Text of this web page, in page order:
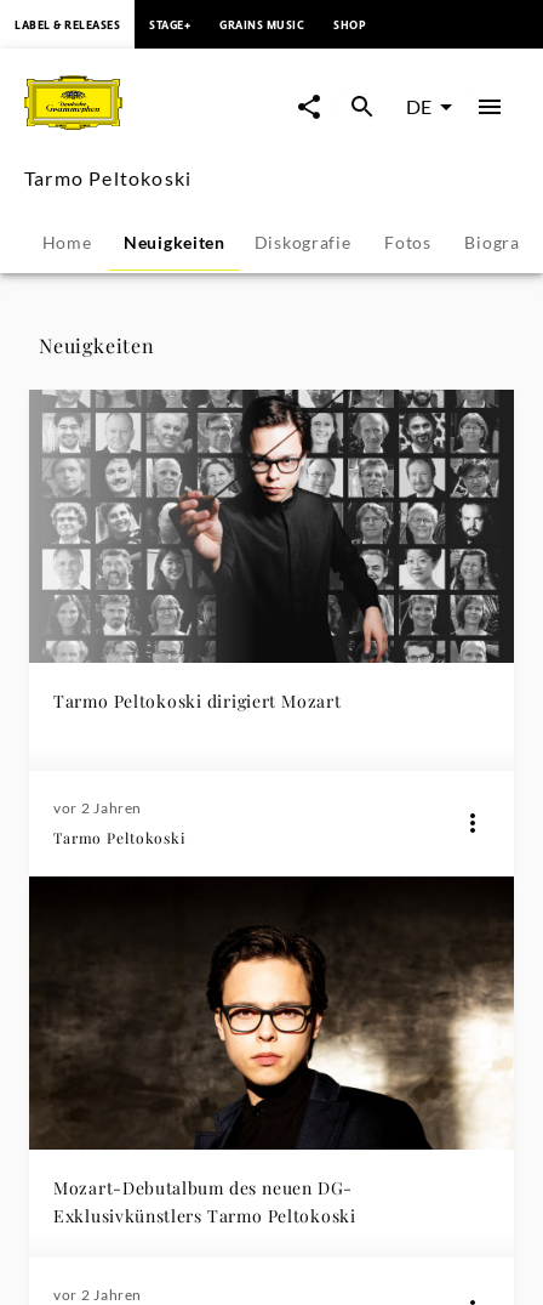
Peltokoski
Neuigkeiten
|
Deutsche
Grammophon
LABEL & RELEASES STAGE+ GRAINS MUSIC SHOP
DE
Tarmo Peltokoski
Home Neuigkeiten Diskografie Fotos Biografie
Neuigkeiten
Tarmo Peltokoski dirigiert Mozart
vor 2 Jahren
Tarmo Peltokoski
Mozart-Debutalbum des neuen DG-
Exklusivkünstlers Tarmo Peltokoski
vor 2 Jahren